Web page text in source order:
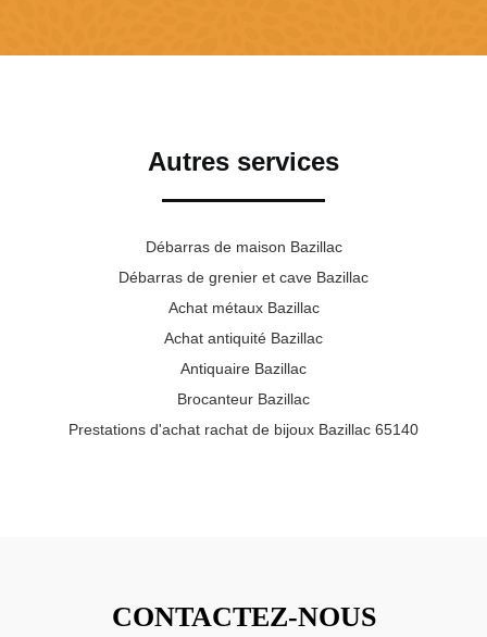
Autres services
Débarras de maison Bazillac
Débarras de grenier et cave Bazillac
Achat métaux Bazillac
Achat antiquité Bazillac
Antiquaire Bazillac
Brocanteur Bazillac
Prestations d'achat rachat de bijoux Bazillac 65140
CONTACTEZ-NOUS